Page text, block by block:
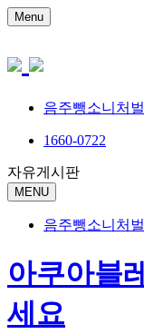
Menu
음주뺑소니처벌
1660-0722
자유게시판
MENU
음주뺑소니처벌
아쿠아블
세요